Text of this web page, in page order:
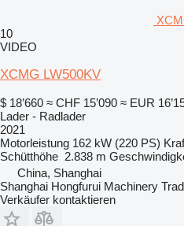
10
VIDEO
XCMG LW500KV
$ 18’660 ≈ CHF 15’090 ≈ EUR
Lader - Radlader
2021
Motorleistung 162 kW (220 PS)
Schütthöhe 2.838 m
China, Shanghai
Shanghai Hongfurui Machinery
Verkäufer kontaktieren